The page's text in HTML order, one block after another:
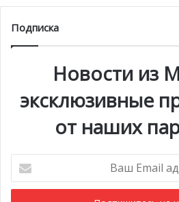
Подписка
Новости из
эксклюзивные
от наших
Email
адрес